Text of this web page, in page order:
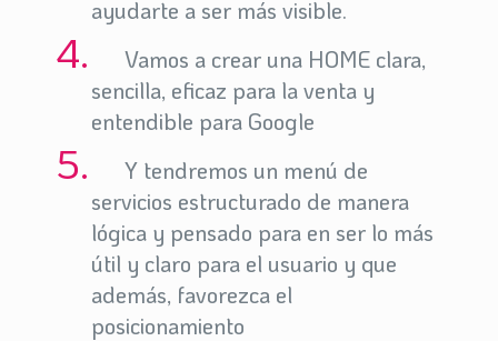
ayudarte a ser más visible.
Vamos a crear una HOME clara,
sencilla, eficaz para la venta y
entendible para Google
Y tendremos un menú de
servicios estructurado de manera
lógica y pensado para en ser lo más
útil y claro para el usuario y que
además, favorezca el
posicionamiento